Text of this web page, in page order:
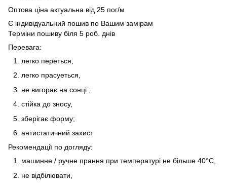
Оптова ціна актуальна від 25 пог/м
Є індивідуальний пошив по Вашим замірам
Терміни пошиву біля 5 роб. днів
Перевага:
легко переться,
легко прасуеться,
не вигорає на сонці ;
стійка до зносу,
зберігає форму;
антистатичний захист
Рекомендації по догляду:
машинне / ручне прання при температурі не більше 40°C,
не відбілювати,